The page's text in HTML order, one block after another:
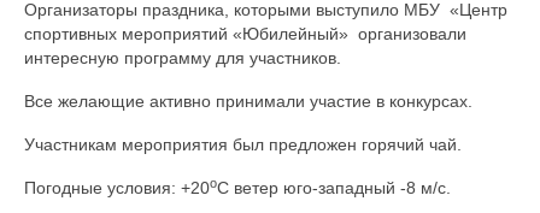
Организаторы праздника, которыми выступило МБУ «Центр
спортивных мероприятий «Юбилейный» организовали
интересную программу для участников.
Все желающие активно принимали участие в конкурсах.
Участникам мероприятия был предложен горячий чай.
Погодные условия: +20оС ветер юго-западный -8 м/с.